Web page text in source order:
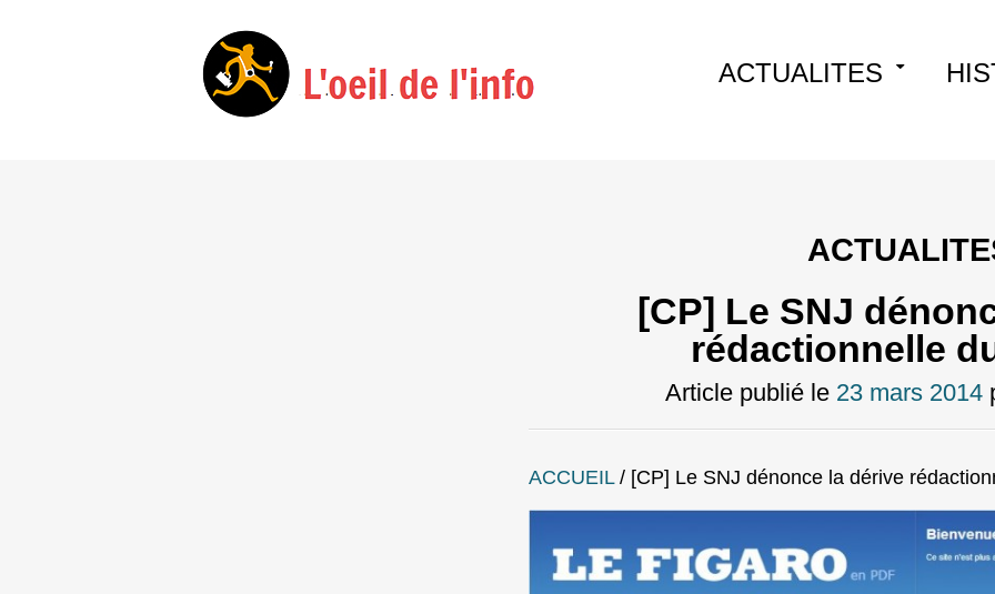
Skip
ACTUALITES
[CP] Le SNJ
rédactionnelle
Article publié le 23 mars 2014
ACCUEIL/ [CP] Le SNJ dénonce la dérive